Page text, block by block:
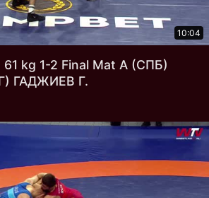
10:04
61 kg 1-2 Final Mat А (СПБ)
ГАДЖИЕВ Г.